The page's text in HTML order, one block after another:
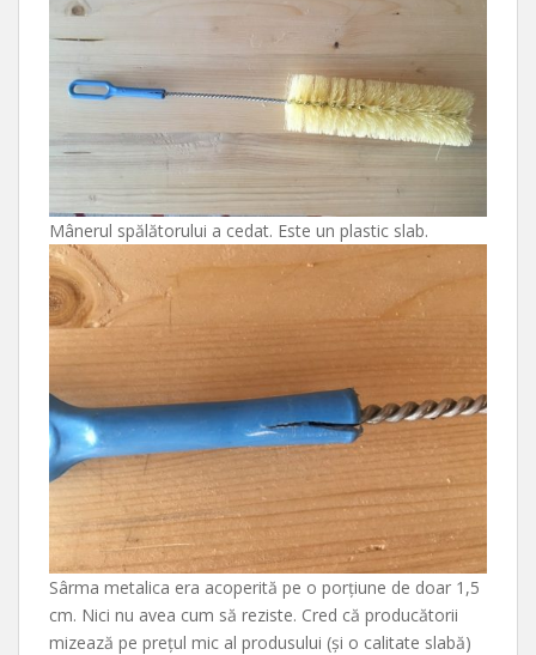
Mânerul spălătorului a cedat. Este un plastic slab.
Sârma metalica era acoperită pe o porțiune de doar 1,5
cm. Nici nu avea cum să reziste. Cred că producătorii
mizează pe prețul mic al produsului (și o calitate slabă)